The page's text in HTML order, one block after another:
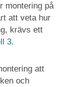
montering på
att veta hur
krävs ett
3.
att
och